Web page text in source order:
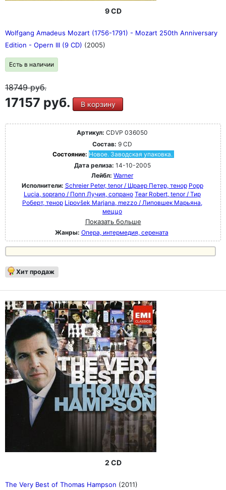
9 CD
Wolfgang Amadeus Mozart (1756-1791) - Mozart 250th Anniversary
Edition - Opern III (9 CD) (2005)
Есть в наличии
18749руб.
17157 руб. В корзину
Артикул: CDVP 036050
Состав: 9 CD
Состояние: Новое. Заводская упаковка.
Дата релиза: 14-10-2005
Лейбл: Warner
Исполнители: Schreier Peter, tenor / Шраер Петер, тенор Popp
Lucia, soprano / Попп Лучия, сопрано Tear Robert, tenor / Тир
Роберт, тенор Lipovšek Marjana, mezzo / Липовшек Марьяна,
меццо
Показать больше
Жанры: Опера, интермедия, серената
Хит продаж
2 CD
The Very Best of Thomas Hampson (2011)